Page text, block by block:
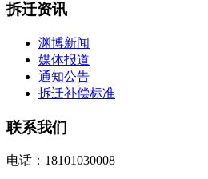
拆迁资讯
渊博新闻
媒体报道
通知公告
拆迁补偿标准
联系我们
电话：18101030008